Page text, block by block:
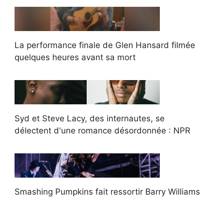
La performance finale de Glen Hansard filmée
quelques heures avant sa mort
Syd et Steve Lacy, des internautes, se
délectent d'une romance désordonnée : NPR
Smashing Pumpkins fait ressortir Barry Williams